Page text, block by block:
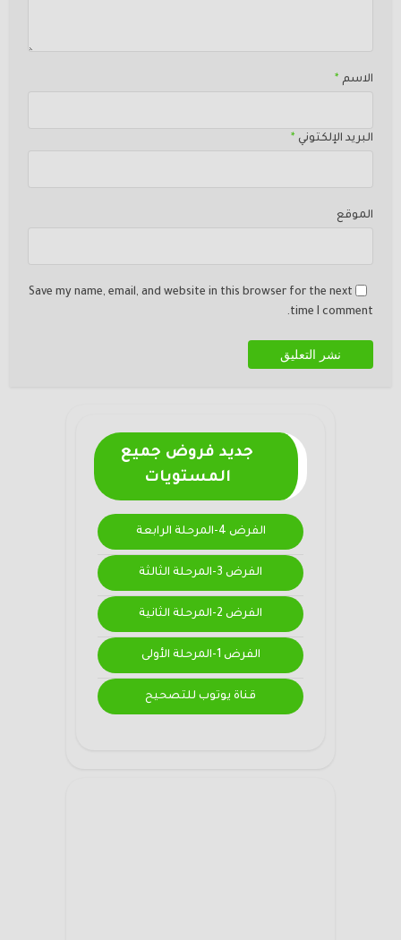
الاسم *
البريد الإلكتوني *
الموقع
Save my name, email, and website in this browser for the next
time I comment.
جديد فروض جميع
المستويات
الفرض 4-المرحلة الرابعة
الفرض 3-المرحلة الثالثة
الفرض 2-المرحلة الثانية
الفرض 1-المرحلة الأولى
قناة يوتوب للتصحيح